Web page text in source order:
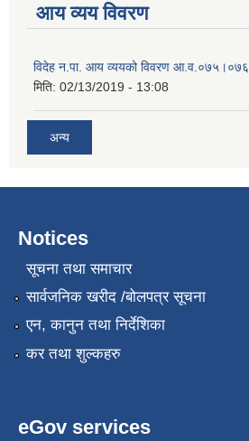
आय व्यय विवरण
विदेह न.पा. आय व्ययको विवरण आ.व.०७५।०७६
मिति: 02/13/2019 - 13:08
अन्य
Notices
सूचना तथा समाचार
सार्वजनिक खरीद /बोलपत्र सूचना
एन, कानुन तथा निर्देशिका
कर तथा शुल्कहरु
eGov services